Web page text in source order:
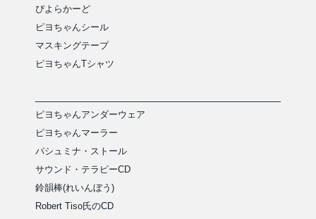
ぴよらかーど
ピヨちゃんシール
マスキングテープ
ピヨちゃんTシャツ
ピヨちゃんアンダーウェア
ピヨちゃんマーラー
パシュミナ・ストール
サウンド・テラピーCD
鈴韻棒(れいんぼう)
Robert Tiso氏のCD